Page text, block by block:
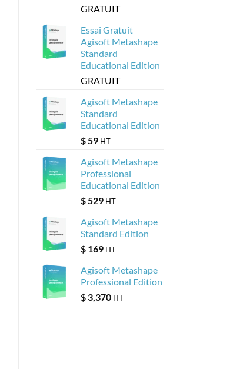
GRATUIT
Essai Gratuit
Agisoft Metashape
Standard
Educational Edition
GRATUIT
Agisoft Metashape
Standard
Educational Edition
$59 HT
Agisoft Metashape
Professional
Educational Edition
$529 HT
Agisoft Metashape
Standard Edition
$169 HT
Agisoft Metashape
Professional Edition
$3,370 HT